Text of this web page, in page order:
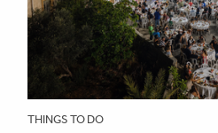
THINGS TO DO